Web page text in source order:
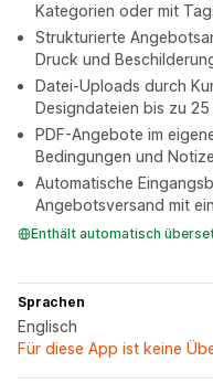
Kategorien oder mit
Strukturierte
Druck und
Datei-Uploads durch
Designdateien bis zu 25
PDF-Angebote im
Bedingungen und
Automatische
Angebotsversand mit
Enthält automatisch
Sprachen
Englisch
Für diese App ist keine